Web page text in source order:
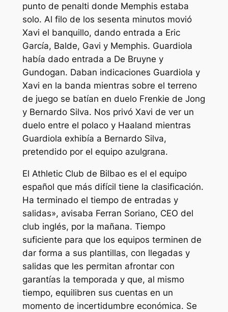
punto de penalti donde Memphis estaba
solo. Al filo de los sesenta minutos movió
Xavi el banquillo, dando entrada a Eric
García, Balde, Gavi y Memphis. Guardiola
había dado entrada a De Bruyne y
Gundogan. Daban indicaciones Guardiola y
Xavi en la banda mientras sobre el terreno
de juego se batían en duelo Frenkie de Jong
y Bernardo Silva. Nos privó Xavi de ver un
duelo entre el polaco y Haaland mientras
Guardiola exhibía a Bernardo Silva,
pretendido por el equipo azulgrana.
El Athletic Club de Bilbao es el el equipo
español que más difícil tiene la clasificación.
Ha terminado el tiempo de entradas y
salidas», avisaba Ferran Soriano, CEO del
club inglés, por la mañana. Tiempo
suficiente para que los equipos terminen de
dar forma a sus plantillas, con llegadas y
salidas que les permitan afrontar con
garantías la temporada y que, al mismo
tiempo, equilibren sus cuentas en un
momento de incertidumbre económica. Se